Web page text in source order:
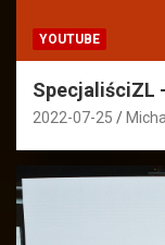
YOUTUBE
SpecjaliściZL
2022-07-25